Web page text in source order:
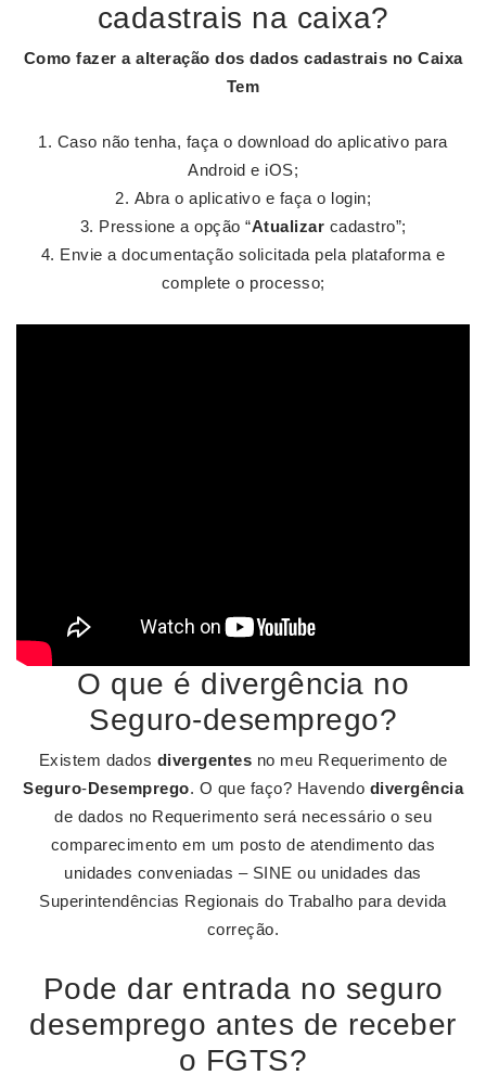
cadastrais na caixa?
Como fazer a alteração dos dados cadastrais no Caixa
Tem
Caso não tenha, faça o download do aplicativo para
Android e iOS;
Abra o aplicativo e faça o login;
Pressione a opção “Atualizar cadastro”;
Envie a documentação solicitada pela plataforma e
complete o processo;
O que é divergência no
Seguro-desemprego?
Existem dados divergentes no meu Requerimento de
Seguro-Desemprego. O que faço? Havendo divergência
de dados no Requerimento será necessário o seu
comparecimento em um posto de atendimento das
unidades conveniadas – SINE ou unidades das
Superintendências Regionais do Trabalho para devida
correção.
Pode dar entrada no seguro
desemprego antes de receber
o FGTS?